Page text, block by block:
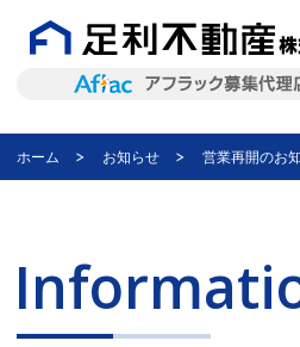
ホーム お知らせ 営業再開のお